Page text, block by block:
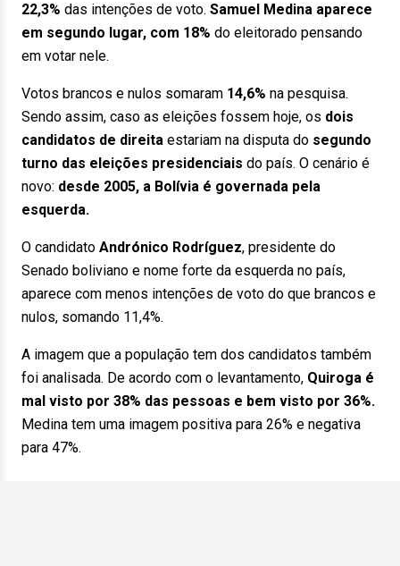
22,3% das intenções de voto. Samuel Medina aparece
em segundo lugar, com 18% do eleitorado pensando
em votar nele.
Votos brancos e nulos somaram 14,6% na pesquisa.
Sendo assim, caso as eleições fossem hoje, os dois
candidatos de direita estariam na disputa do segundo
turno das eleições presidenciais do país. O cenário é
novo: desde 2005, a Bolívia é governada pela
esquerda.
O candidato Andrónico Rodríguez, presidente do
Senado boliviano e nome forte da esquerda no país,
aparece com menos intenções de voto do que brancos e
nulos, somando 11,4%.
A imagem que a população tem dos candidatos também
foi analisada. De acordo com o levantamento, Quiroga é
mal visto por 38% das pessoas e bem visto por 36%.
Medina tem uma imagem positiva para 26% e negativa
para 47%.